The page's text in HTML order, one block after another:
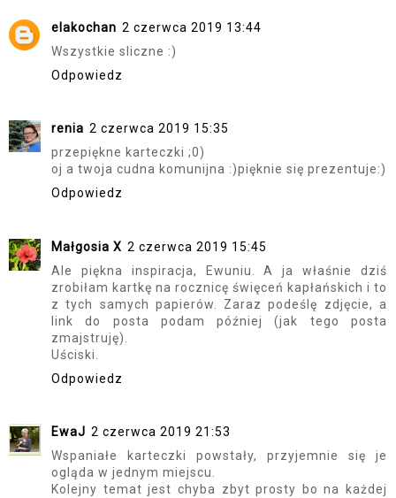
elakochan 2 czerwca 2019 13:44
Wszystkie sliczne :)
Odpowiedz
renia 2 czerwca 2019 15:35
przepiękne karteczki ;0)
oj a twoja cudna komunijna :)pięknie się prezentuje:)
Odpowiedz
Małgosia X 2 czerwca 2019 15:45
Ale piękna inspiracja, Ewuniu. A ja właśnie dziś
zrobiłam kartkę na rocznicę święceń kapłańskich i to
z tych samych papierów. Zaraz podeślę zdjęcie, a
link do posta podam później (jak tego posta
zmajstruję).
Uściski.
Odpowiedz
EwaJ 2 czerwca 2019 21:53
Wspaniałe karteczki powstały, przyjemnie się je
ogląda w jednym miejscu.
Kolejny temat jest chyba zbyt prosty bo na każdej